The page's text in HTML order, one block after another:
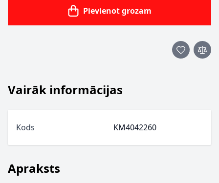
Pievienot grozam
Apraksts
Vairāk informācijas
Kods KM4042260